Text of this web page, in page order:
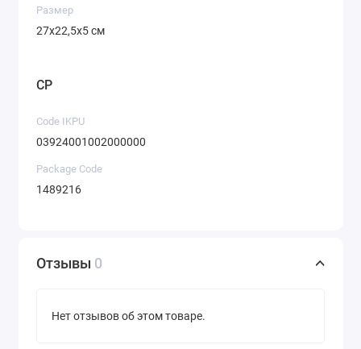
Размер
27х22,5х5 см
CP
Code IKPU
03924001002000000
Package Code
1489216
Отзывы 0
Нет отзывов об этом товаре.